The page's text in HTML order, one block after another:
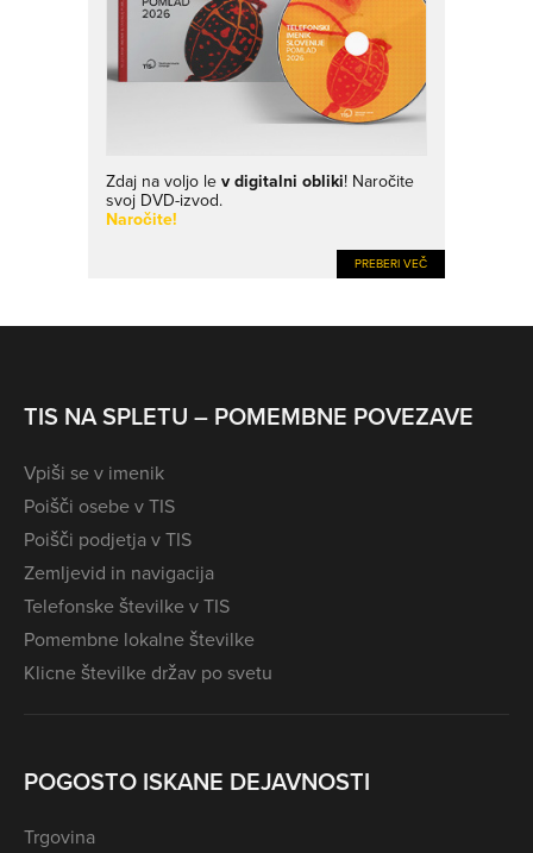
Zdaj na voljo lev digitalni obliki! Naročite
svoj DVD-izvod.
Naročite!
PREBERI VEČ
TIS NA SPLETU – POMEMBNE POVEZAVE
Vpiši se v imenik
Poišči osebe v TIS
Poišči podjetja v TIS
Zemljevid in navigacija
Telefonske številke v TIS
Pomembne lokalne številke
Klicne številke držav po svetu
POGOSTO ISKANE DEJAVNOSTI
Trgovina